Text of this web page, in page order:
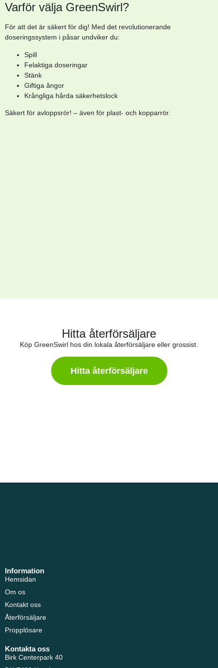
Varför välja GreenSwirl?
För att det är säkert för dig! Med det revolutionerande
doseringssystem i påsar undviker du:
Spill
Felaktiga doseringar
Stänk
Giftiga ångor
Krångliga hårda säkerhetslock
Säkert för avloppsrör! – även för plast- och kopparrör.
Hitta återförsäljare
Köp GreenSwirl hos din lokala återförsäljare eller grossist.
Hitta återförsäljare
Kontakta oss
Birk Centerpark 40
Information
Hemsidan
Om os
Kontakt oss
Återförsäljare
Propplösare